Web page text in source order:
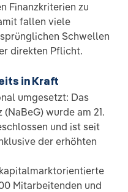
Finanzkriterien zu
fallen viele
Schwellen
direkten Pflicht.
in Kraft
umgesetzt: Das
wurde am 21.
und ist seit
der erhöhten
Mitarbeitenden und